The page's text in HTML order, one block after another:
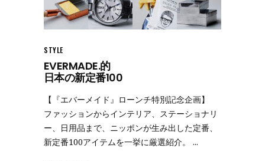
STYLE
EVERMADE.的
日本の新定番100
【『エバーメイド』ローンチ特別記念企画】
ファッションからインテリア、ステーショナリ
ー、日用品まで、ニッポンが生み出した定番、
新定番100アイテムを一挙に厳選紹介。